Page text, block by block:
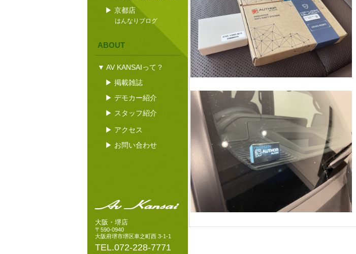
▶ 京都店
はんなりブログ
ABOUT
▼ AV KANSAIって？
▶ 掲載雑誌
▶ デモカー紹介
▶ スタッフ紹介
▶ アクセス
▶ お問い合わせ
大阪・堺店
〒590-0940
大阪府堺市堺区車之町西 3-1-1
TEL.072-228-7771